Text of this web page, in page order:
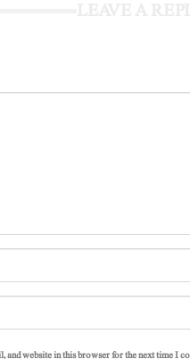
and website in this browser for the next time I